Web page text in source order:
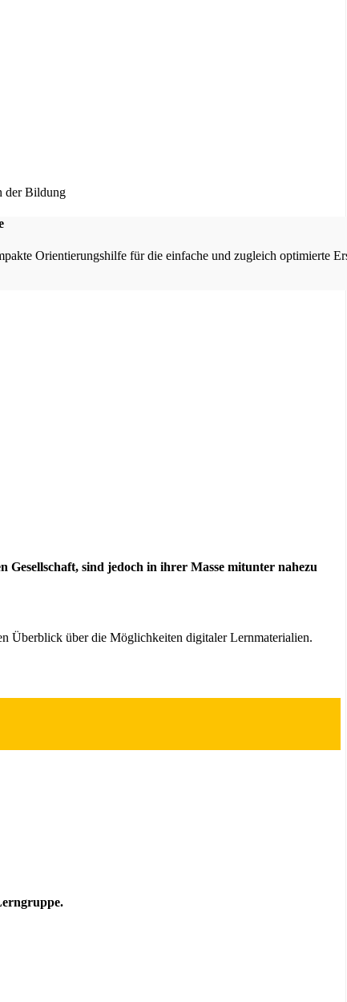
Orientierungshilfe für die einfache und zugleich optimierte
sind jedoch in ihrer Masse mitunter nahezu
Überblick über die Möglichkeiten digitaler Lernmaterialien.